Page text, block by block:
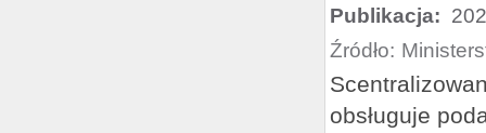
Publikacja:
Źródło:
obsługuje